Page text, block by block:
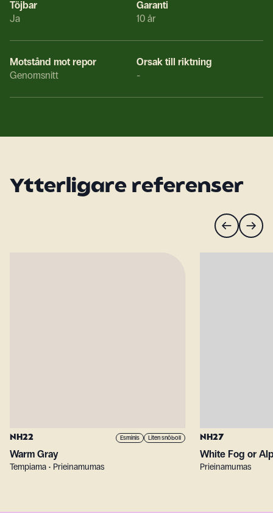
Töjbar
Ja
Garanti
10 år
Motstånd mot repor
Genomsnitt
Orsak till riktning
-
Ytterligare referenser
NH22 Esminis Liten snöboll
Warm Gray
Tempiama • Prieinamumas
NH27
White Fog or
Prieinamumas